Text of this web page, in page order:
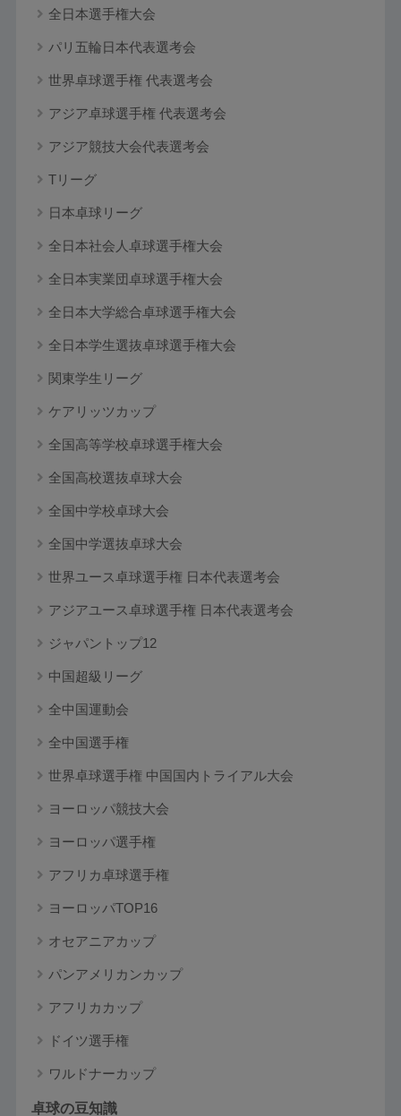
全日本選手権大会
パリ五輪日本代表選考会
世界卓球選手権 代表選考会
アジア卓球選手権 代表選考会
アジア競技大会代表選考会
Tリーグ
日本卓球リーグ
全日本社会人卓球選手権大会
全日本実業団卓球選手権大会
全日本大学総合卓球選手権大会
全日本学生選抜卓球選手権大会
関東学生リーグ
ケアリッツカップ
全国高等学校卓球選手権大会
全国高校選抜卓球大会
全国中学校卓球大会
全国中学選抜卓球大会
世界ユース卓球選手権 日本代表選考会
アジアユース卓球選手権 日本代表選考会
ジャパントップ12
中国超級リーグ
全中国運動会
全中国選手権
世界卓球選手権 中国国内トライアル大会
ヨーロッパ競技大会
ヨーロッパ選手権
アフリカ卓球選手権
ヨーロッパTOP16
オセアニアカップ
パンアメリカンカップ
アフリカカップ
ドイツ選手権
ワルドナーカップ
卓球の豆知識